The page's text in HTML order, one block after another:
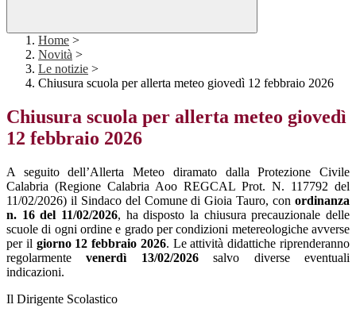
Home >
Novità >
Le notizie >
Chiusura scuola per allerta meteo giovedì 12 febbraio 2026
Chiusura scuola per allerta meteo giovedì
12 febbraio 2026
A seguito dell’Allerta Meteo diramato dalla Protezione Civile
Calabria (Regione Calabria Aoo REGCAL Prot. N. 117792 del
11/02/2026) il Sindaco del Comune di Gioia Tauro, con ordinanza
n. 16 del 11/02/2026, ha disposto la chiusura precauzionale delle
scuole di ogni ordine e grado per condizioni metereologiche avverse
per il giorno 12 febbraio 2026. Le attività didattiche riprenderanno
regolarmentevenerdì 13/02/2026salvo diverse eventuali
indicazioni.
Il Dirigente Scolastico